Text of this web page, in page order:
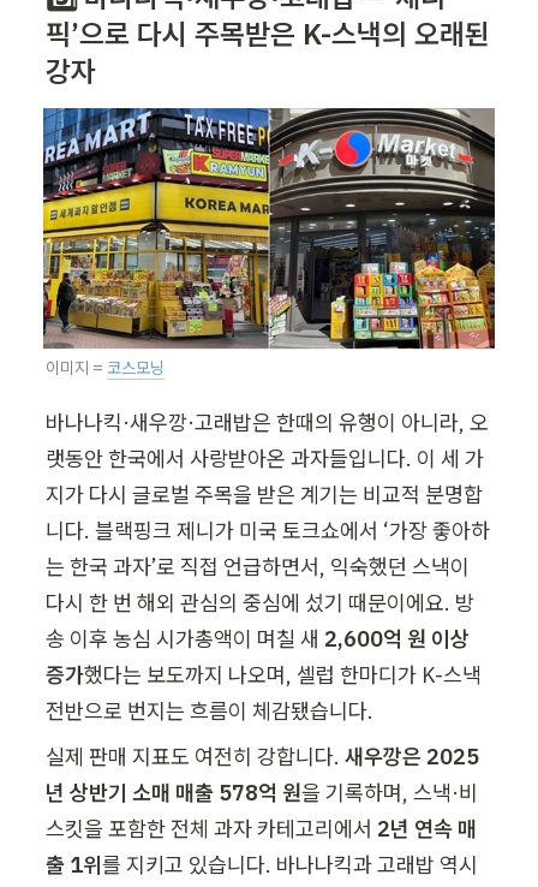
픽’으로 다시 주목받은 K-스낵의 오래된
강자
이미지 = 코스모닝
바나나킥·새우깡·고래밥은 한때의 유행이 아니라, 오
랫동안 한국에서 사랑받아온 과자들입니다. 이 세 가
지가 다시 글로벌 주목을 받은 계기는 비교적 분명합
니다. 블랙핑크 제니가 미국 토크쇼에서 ‘가장 좋아하
는 한국 과자’로 직접 언급하면서, 익숙했던 스낵이
다시 한 번 해외 관심의 중심에 섰기 때문이에요. 방
송 이후 농심 시가총액이 며칠 새 2,600억 원 이상
증가했다는 보도까지 나오며, 셀럽 한마디가 K-스낵
전반으로 번지는 흐름이 체감됐습니다.
실제 판매 지표도 여전히 강합니다. 새우깡은 2025
년 상반기 소매 매출 578억 원을 기록하며, 스낵·비
스킷을 포함한 전체 과자 카테고리에서 2년 연속 매
출 1위를 지키고 있습니다. 바나나킥과 고래밥 역시